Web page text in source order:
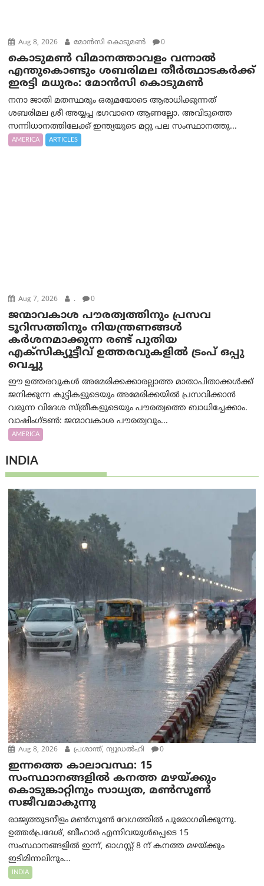
Aug 8, 2026 മോൻസി കൊടുമൺ 0
കൊടുമൺ വിമാനത്താവളം വന്നാൽ
എന്തുകൊണ്ടും ശബരിമല തീർത്ഥാടകർക്ക്
ഇരട്ടി മധുരം: മോൻസി കൊടുമൺ
നനാ ജാതി മതസ്ഥരും ഒരുമയോടെ ആരാധിക്കുന്നത്
ശബരിമല ശ്രീ അയ്യപ്പ ഭഗവാനെ ആണല്ലോ. അവിടുത്തെ
സന്നിധാനത്തിലേക്ക് ഇന്ത്യയുടെ മറ്റു പല സംസ്ഥാനത്തു...
AMERICA ARTICLES
Aug 7, 2026 . 0
ജന്മാവകാശ പൗരത്വത്തിനും പ്രസവ
ടൂറിസത്തിനും നിയന്ത്രണങ്ങൾ
കർശനമാക്കുന്ന രണ്ട് പുതിയ
എക്സിക്യൂട്ടീവ് ഉത്തരവുകളിൽ ട്രംപ് ഒപ്പു
വെച്ചു
ഈ ഉത്തരവുകൾ അമേരിക്കക്കാരല്ലാത്ത മാതാപിതാക്കൾക്ക്
ജനിക്കുന്ന കുട്ടികളുടെയും അമേരിക്കയിൽ പ്രസവിക്കാൻ
വരുന്ന വിദേശ സ്ത്രീകളുടെയും പൗരത്വത്തെ ബാധിച്ചേക്കാം.
വാഷിംഗ്ടണ്‍: ജന്മാവകാശ പൗരത്വവും...
AMERICA
INDIA
Aug 8, 2026 പ്രശാന്ത്, ന്യൂഡല്‍ഹി 0
ഇന്നത്തെ കാലാവസ്ഥ: 15
സംസ്ഥാനങ്ങളിൽ കനത്ത മഴയ്ക്കും
കൊടുങ്കാറ്റിനും സാധ്യത, മൺസൂൺ
സജീവമാകുന്നു
രാജ്യത്തുടനീളം മൺസൂൺ വേഗത്തിൽ പുരോഗമിക്കുന്നു.
ഉത്തർപ്രദേശ്, ബീഹാർ എന്നിവയുൾപ്പെടെ 15
സംസ്ഥാനങ്ങളിൽ ഇന്ന്, ഓഗസ്റ്റ് 8 ന് കനത്ത മഴയ്ക്കും
ഇടിമിന്നലിനും...
INDIA